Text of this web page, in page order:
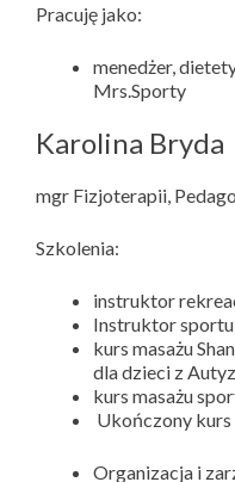
Pracuję jako:
menedżer,
Mrs.Sporty
Karolina Bryda
mgr Fizjoterapii,
Szkolenia:
instruktor
Instruktor
kurs masażu
dla dzieci z
kurs masażu
Ukończony
Organizacja i